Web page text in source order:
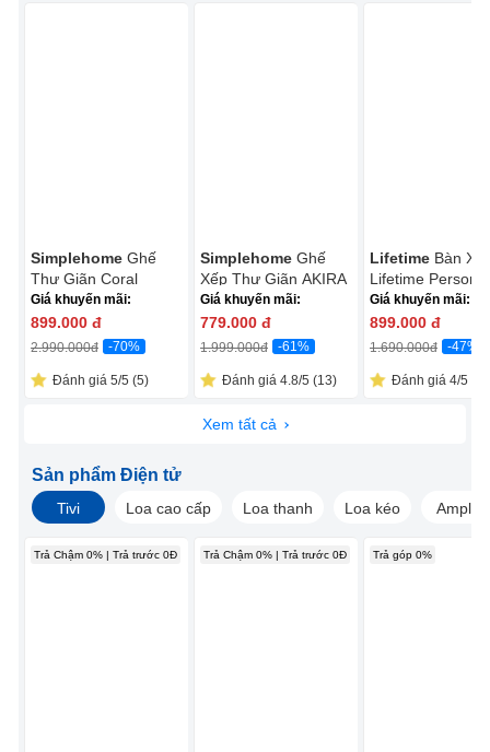
Simplehome Ghế
Thư Giãn Coral
ECOC005R Đỏ
Giá khuyến mãi:
899.000 đ
2.990.000đ -70%
Đánh giá 5/5 (5)
Simplehome Ghế
Xếp Thư Giãn AKIRA
ECOC016C Xám
Giá khuyến mãi:
779.000 đ
1.999.000đ -61%
Đánh giá 4.8/5 (13)
Lifetime Bàn
Lifetime Personal
Giá khuyến mãi:
899.000 đ
1.690.000đ -47%
Đánh giá 4/5 (1)
Xem tất cả
Sản phẩm Điện tử
Tivi Loa cao cấp Loa thanh Loa kéo Amply
Trả Chậm 0% | Trả trước 0Đ Trả Chậm 0% | Trả trước 0Đ Trả góp 0%